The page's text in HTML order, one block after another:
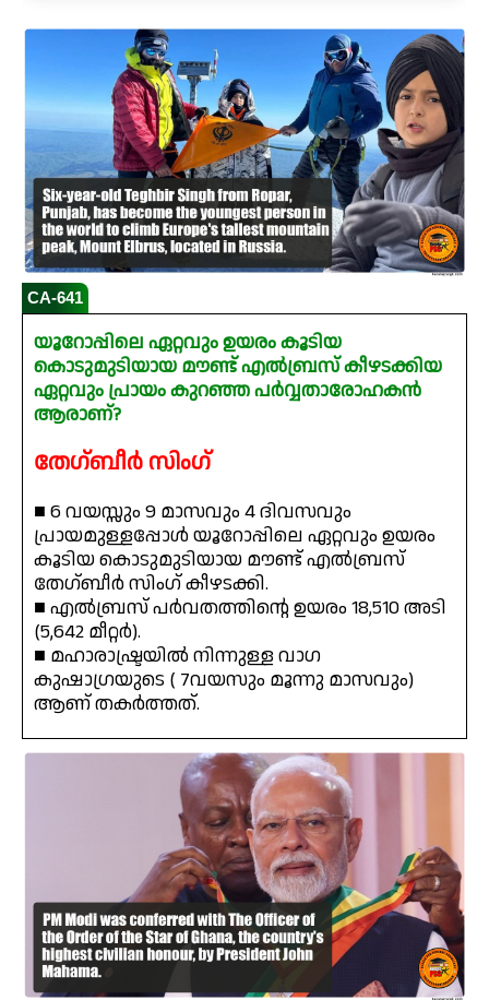
CA-641
യൂറോപ്പിലെ ഏറ്റവും ഉയരം കൂടിയ
കൊടുമുടിയായ മൗണ്ട് എൽബ്രസ് കീഴടക്കിയ
ഏറ്റവും പ്രായം കുറഞ്ഞ പർവ്വതാരോഹകൻ
ആരാണ്?
തേഗ്ബീർ സിംഗ്
■ 6 വയസ്സും 9 മാസവും 4 ദിവസവും
പ്രായമുള്ളപ്പോൾ യൂറോപ്പിലെ ഏറ്റവും ഉയരം
കൂടിയ കൊടുമുടിയായ മൗണ്ട് എൽബ്രസ്
തേഗ്ബീർ സിംഗ് കീഴടക്കി.
■ എൽബ്രസ് പർവതത്തിന്റെ ഉയരം 18,510 അടി
(5,642 മീറ്റർ).
■ മഹാരാഷ്ട്രയിൽ നിന്നുള്ള വാഗ
കുഷാഗ്രയുടെ ( 7വയസും മൂന്നു മാസവും)
ആണ് തകർത്തത്.